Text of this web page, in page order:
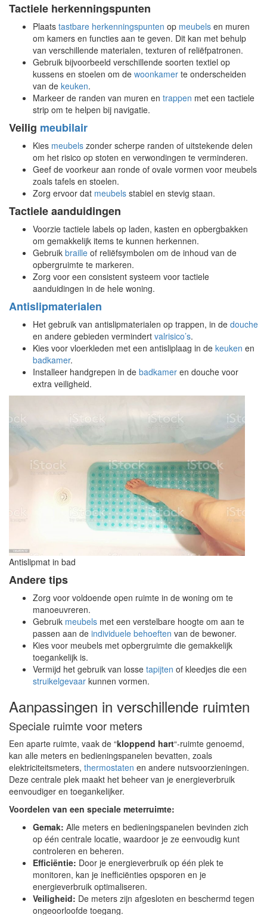
Tactiele herkenningspunten
Plaats tastbare herkenningspunten op meubels en muren
om kamers en functies aan te geven. Dit kan met behulp
van verschillende materialen, texturen of reliëfpatronen.
Gebruik bijvoorbeeld verschillende soorten textiel op
kussens en stoelen om de woonkamer te onderscheiden
van de keuken.
Markeer de randen van muren en trappen met een tactiele
strip om te helpen bij navigatie.
Veilig meubilair
Kies meubels zonder scherpe randen of uitstekende delen
om het risico op stoten en verwondingen te verminderen.
Geef de voorkeur aan ronde of ovale vormen voor meubels
zoals tafels en stoelen.
Zorg ervoor dat meubels stabiel en stevig staan.
Tactiele aanduidingen
Voorzie tactiele labels op laden, kasten en opbergbakken
om gemakkelijk items te kunnen herkennen.
Gebruik braille of reliëfsymbolen om de inhoud van de
opbergruimte te markeren.
Zorg voor een consistent systeem voor tactiele
aanduidingen in de hele woning.
Antislipmaterialen
Het gebruik van antislipmaterialen op trappen, in de douche
en andere gebieden vermindert valrisico’s.
Kies voor vloerkleden met een antisliplaag in de keuken en
badkamer.
Installeer handgrepen in de badkamer en douche voor
extra veiligheid.
Antislipmat in bad
Andere tips
Zorg voor voldoende open ruimte in de woning om te
manoeuvreren.
Gebruik meubels met een verstelbare hoogte om aan te
passen aan de individuele behoeften van de bewoner.
Kies voor meubels met opbergruimte die gemakkelijk
toegankelijk is.
Vermijd het gebruik van losse tapijten of kleedjes die een
struikelgevaar kunnen vormen.
Aanpassingen in verschillende ruimten
Speciale ruimte voor meters
Een aparte ruimte, vaak de “kloppend hart“-ruimte genoemd,
kan alle meters en bedieningspanelen bevatten, zoals
elektriciteitsmeters, thermostaten en andere nutsvoorzieningen.
Deze centrale plek maakt het beheer van je energieverbruik
eenvoudiger en toegankelijker.
Voordelen van een speciale meterruimte:
Gemak: Alle meters en bedieningspanelen bevinden zich
op één centrale locatie, waardoor je ze eenvoudig kunt
controleren en beheren.
Efficiëntie: Door je energieverbruik op één plek te
monitoren, kan je inefficiënties opsporen en je
energieverbruik optimaliseren.
Veiligheid: De meters zijn afgesloten en beschermd tegen
ongeoorloofde toegang.